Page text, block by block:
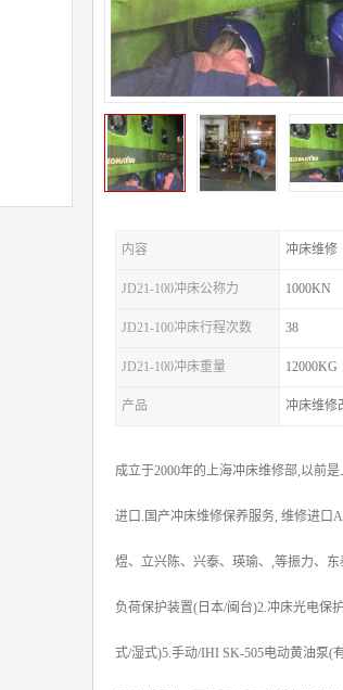
内容 冲床维修
JD21-100冲床公称力 1000KN
JD21-100冲床行程次数 38
JD21-100冲床重量 12000KG
产品 冲床维修
成立于2000年的上海冲床维修部,以前
进口.国产冲床维修保养服务, 维修进口
煜、立兴陈、兴泰、瑛瑜、,等振力、
负荷保护装置(日本/闽台)2.冲床光电保
式/湿式)5.手动/IHI SK-505电动黄油泵(